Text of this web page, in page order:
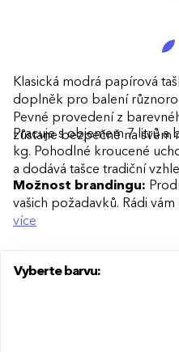
Klasická modrá papírová
doplněk pro balení
Pevné provedení z
zůstane bezpečně na svém
Pracuje s objemem 7 litrů a
kg. Pohodlné kroucené
a dodává tašce tradiční
Možnost brandingu:
vašich požadavků. Rádi
technologii potisku s
více
Vyberte barvu: